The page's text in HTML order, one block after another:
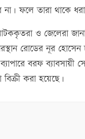
ফলে তারা থাকে
ও জেলেরা
রোডের নূর হোসেন
বরফ ব্যাবসায়ী
করা হয়েছে।